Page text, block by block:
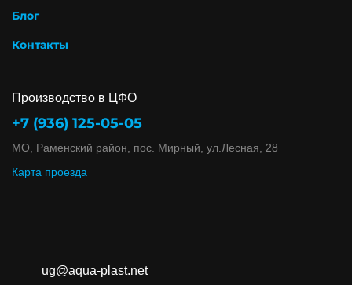
Блог
Контакты
Производство в ЦФО
+7 (936) 125-05-05
МО, Раменский район, пос. Мирный, ул.Лесная, 28
Карта проезда
ug@aqua-plast.net